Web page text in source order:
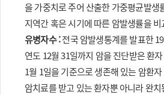
을 가중치로 주어 산출한 가중평균발생
지역간 혹은 시기에 따른 암발생률을
유병자수 :전국 암발생통계를 발표한
연도 12월 31일까지 암을 진단받은 환
1월 1일을 기준으로 생존해 있는 암환
암치료를 받고 있는 환자뿐 아니라 완